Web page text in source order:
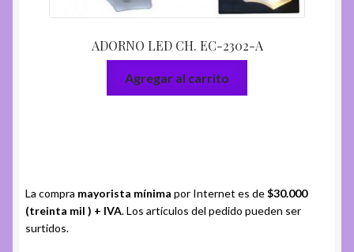
ADORNO LED CH. EC-2302-A
Agregar al carrito
La compra mayorista mínima por Internet es de$30.000
(treinta mil ) + IVA. Los artículos del pedido pueden ser
surtidos.